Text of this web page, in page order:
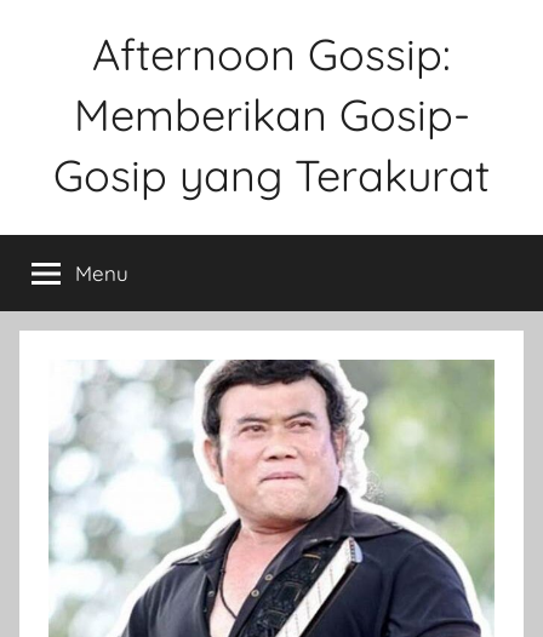
Afternoon Gossip:
Memberikan Gosip-
Gosip yang Terakurat
Tentang
Ke
Gosipan
Berbagai
Kalangan
Menu